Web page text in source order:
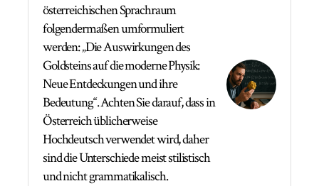
österreichischen Sprachraum
folgendermaßen umformuliert
werden: „Die Auswirkungen des
Goldsteins auf die moderne Physik:
Neue Entdeckungen und ihre
Bedeutung“. Achten Sie darauf, dass in
Österreich üblicherweise
Hochdeutsch verwendet wird, daher
sind die Unterschiede meist stilistisch
und nicht grammatikalisch.